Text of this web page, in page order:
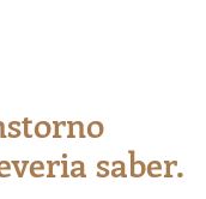
saber.